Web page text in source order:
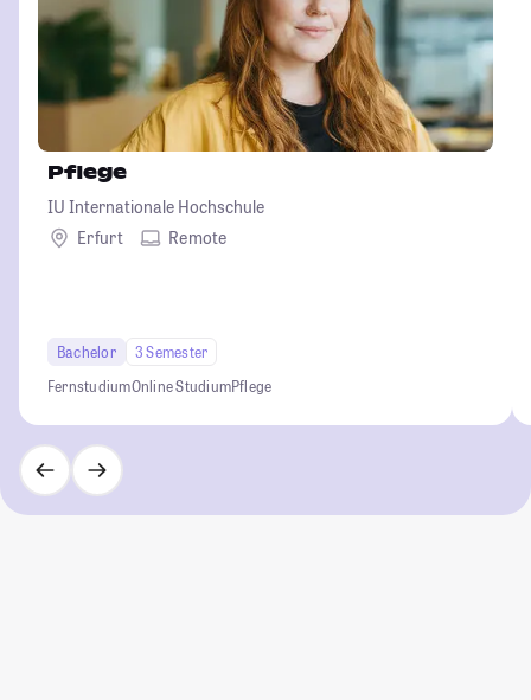
Pflege
IU Internationale Hochschule
Erfurt
Remote
Bachelor
3 Semester
FernstudiumOnline StudiumPflege